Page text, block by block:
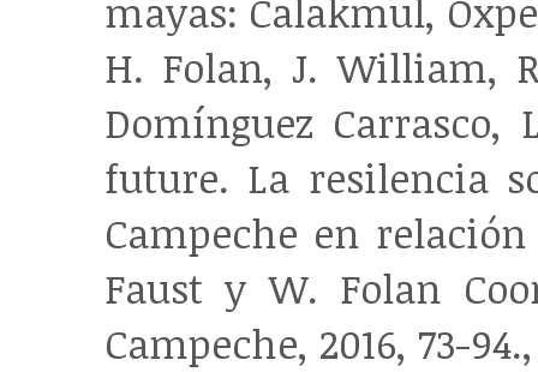
mayas: Calakmul,
H. Folan, J. William,
Domínguez Carrasco,
future. La resilencia
Campeche en
Faust y W. Folan
Campeche, 2016, 73-94.,